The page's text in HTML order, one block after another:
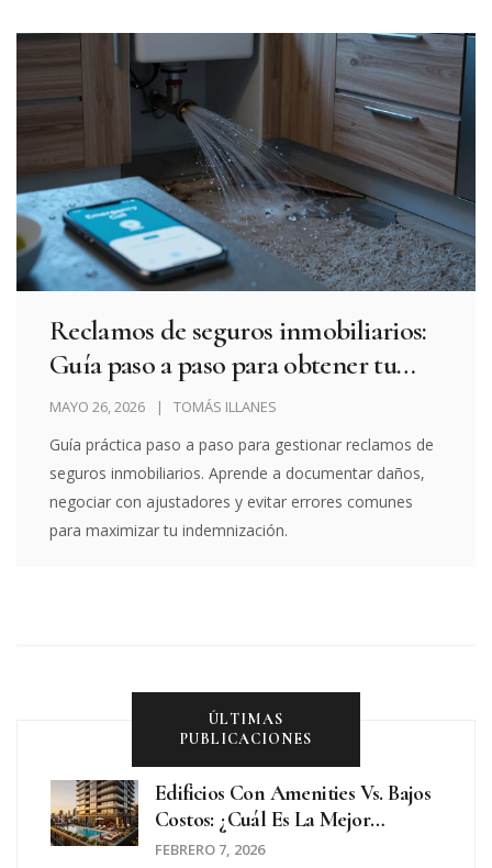
Reclamos de seguros inmobiliarios:
Guía paso a paso para obtener tu
indemnización
MAYO 26, 2026 TOMÁS ILLANES
Guía práctica paso a paso para gestionar reclamos de
seguros inmobiliarios. Aprende a documentar daños,
negociar con ajustadores y evitar errores comunes
para maximizar tu indemnización.
ÚLTIMAS
PUBLICACIONES
Edificios Con Amenities Vs. Bajos
Costos: ¿Cuál Es La Mejor
Elección Para Tu Estilo De Vida?
FEBRERO 7, 2026